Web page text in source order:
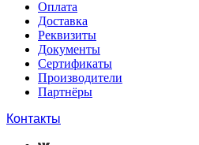
Оплата
Доставка
Реквизиты
Документы
Сертификаты
Производители
Партнёры
Контакты